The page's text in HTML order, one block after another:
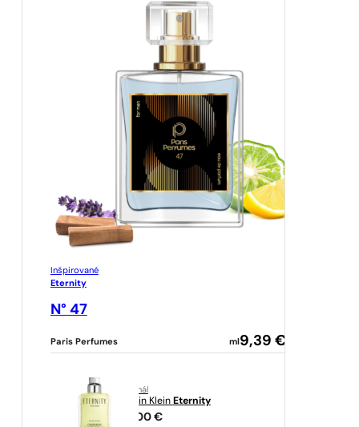
Inšpirované
Eternity
N° 47
Paris Perfumes ml 9,39 €
originál
Calvin Klein Eternity
32,00 €